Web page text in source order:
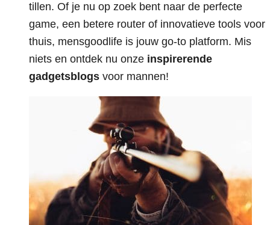
tillen. Of je nu op zoek bent naar de perfecte
game, een betere router of innovatieve tools voor
thuis, mensgoodlife is jouw go-to platform. Mis
niets en ontdek nu onze inspirerende
gadgetsblogs voor mannen!